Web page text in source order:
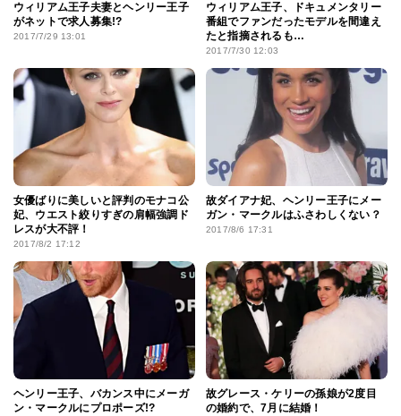
ウィリアム王子夫妻とヘンリー王子
がネットで求人募集!?
2017/7/29 13:01
ウィリアム王子、ドキュメンタリー
番組でファンだったモデルを間違え
たと指摘されるも…
2017/7/30 12:03
女優ばりに美しいと評判のモナコ公
妃、ウエスト絞りすぎの肩幅強調ド
レスが大不評！
2017/8/2 17:12
故ダイアナ妃、ヘンリー王子にメー
ガン・マークルはふさわしくない？
2017/8/6 17:31
ヘンリー王子、バカンス中にメーガ
ン・マークルにプロポーズ!?
故グレース・ケリーの孫娘が2度目
の婚約で、7月に結婚！